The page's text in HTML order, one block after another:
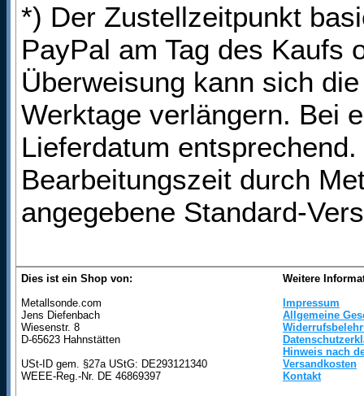
*) Der Zustellzeitpunkt
PayPal am Tag des Kaufs
Überweisung kann sich
Werktage verlängern. Bei
Lieferdatum
Bearbeitungszeit durch
angegebene Standard-
Dies ist ein Shop von:
Metallsonde.com
Jens Diefenbach
Wiesenstr. 8
D-65623 Hahnstätten
USt-ID gem. §27a UStG: DE293121340
WEEE-Reg.-Nr. DE 46869397
Weitere
Impressum
Allgemeine
Hinweis nach
Versandkosten
Kontakt